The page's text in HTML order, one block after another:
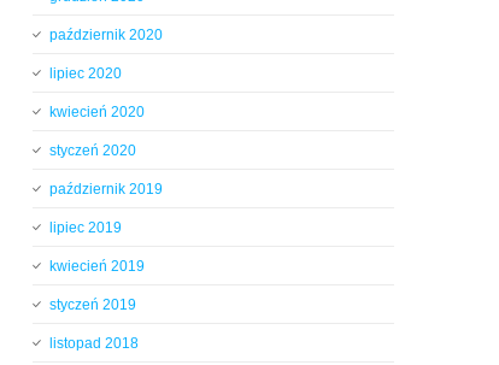
październik 2020
lipiec 2020
kwiecień 2020
styczeń 2020
październik 2019
lipiec 2019
kwiecień 2019
styczeń 2019
listopad 2018